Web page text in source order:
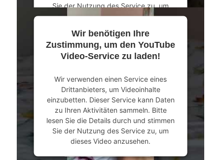
Sie der Nutzung des Service zu, um
dieses Video anzusehen.
Mehr Informationen
powered byUsercentrics Consent
Management Platform&eRecht24
Wir benötigen Ihre
Zustimmung, um den YouTube
Video-Service zu laden!
Wir verwenden einen Service eines
Drittanbieters, um Videoinhalte
einzubetten. Dieser Service kann Daten
zu Ihren Aktivitäten sammeln. Bitte
lesen Sie die Details durch und stimmen
Sie der Nutzung des Service zu, um
dieses Video anzusehen.